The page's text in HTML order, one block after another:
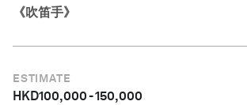
《吹笛手》
ESTIMATE
HKD100,000-150,000